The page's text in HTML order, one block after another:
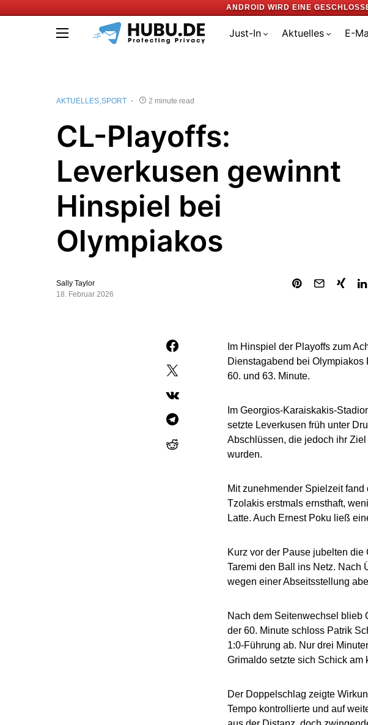
ANDROID WIRD EINE
Just-In Aktuelles E-
AKTUELLES SPORT 2 minute read
CL-Playoffs:
Leverkusen gewinnt
Hinspiel bei
Olympiakos
Sally Taylor
18. Februar 2026
Im Hinspiel der Playoffs zum
Dienstagabend bei
60. und 63. Minute.
Im Georgios-Karaiskakis-
setzte Leverkusen früh unter
Abschlüssen, die jedoch ihr
wurden.
Mit zunehmender Spielzeit
Tzolakis erstmals ernsthaft,
Latte. Auch Ernest Poku ließ
Kurz vor der Pause jubelten
Taremi den Ball ins Netz. Nach
wegen einer Abseitsstellung
Nach dem Seitenwechsel blieb
der 60. Minute schloss Patrik
1:0-Führung ab. Nur drei
Grimaldo setzte sich Schick am
Der Doppelschlag zeigte
Tempo kontrollierte und auf